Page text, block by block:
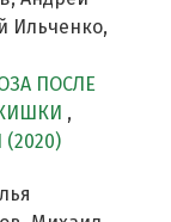
Ильченко,
ПОСЛЕ
,